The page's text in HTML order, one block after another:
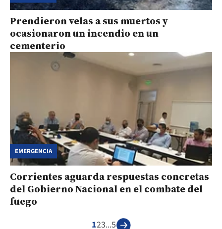
Prendieron velas a sus muertos y
ocasionaron un incendio en un
cementerio
EMERGENCIA
Corrientes aguarda respuestas concretas
del Gobierno Nacional en el combate del
fuego
123...5